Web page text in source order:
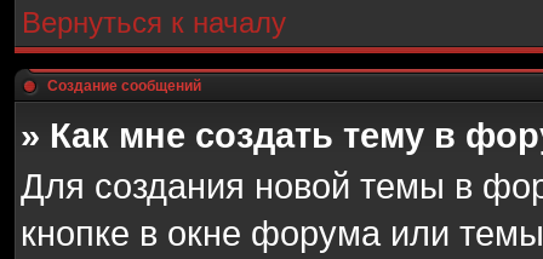
Вернуться к началу
Создание сообщений
» Как мне создать тему в
Для создания новой темы в
кнопке в окне форума или